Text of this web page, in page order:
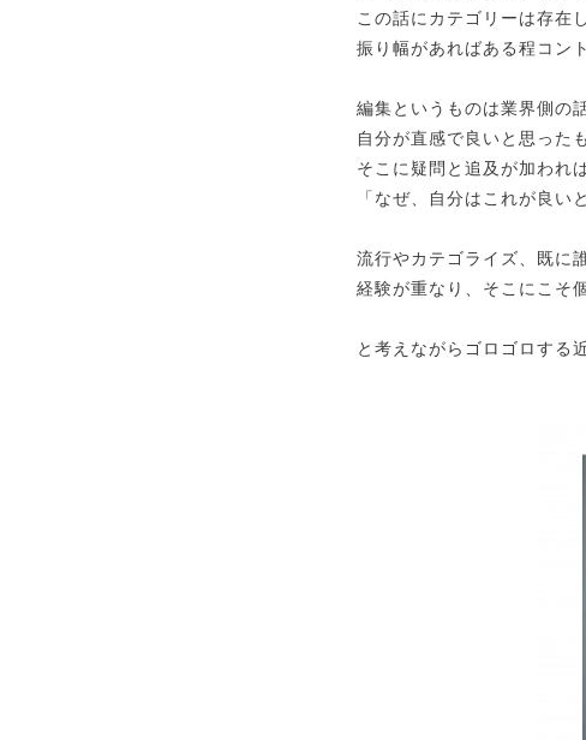
この話にカテゴリーは存在
振り幅があればある程コン
編集というものは業界側の
自分が直感で良いと思った
そこに疑問と追及が加われ
「なぜ、自分はこれが良い
流行やカテゴライズ、既に
経験が重なり、そこにこそ
と考えながらゴロゴロする